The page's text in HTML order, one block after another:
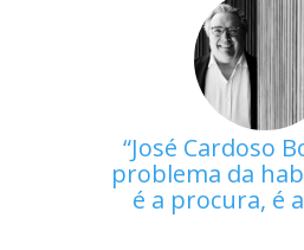
José Cardoso
problema da
é a procura, é